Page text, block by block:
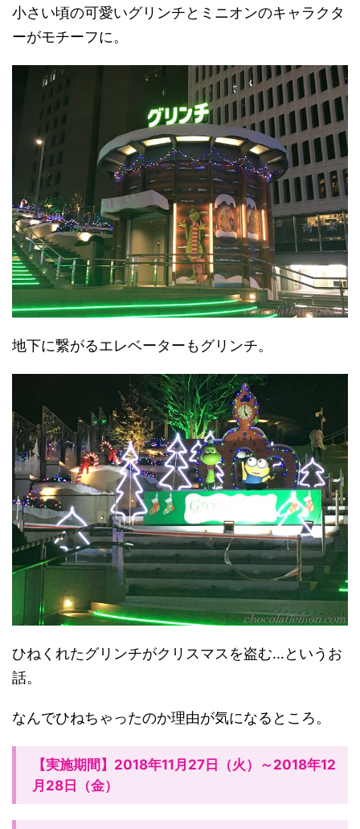
小さい頃の可愛いグリンチとミニオンのキャラクタ
ーがモチーフに。
地下に繋がるエレベーターもグリンチ。
ひねくれたグリンチがクリスマスを盗む…というお
話。
なんでひねちゃったのか理由が気になるところ。
【実施期間】2018年11月27日（火）～2018年12
月28日（金）